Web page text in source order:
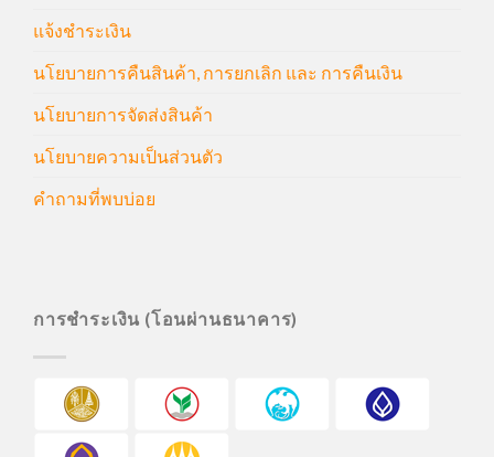
แจ้งชำระเงิน
นโยบายการคืนสินค้า, การยกเลิก และ การคืนเงิน
นโยบายการจัดส่งสินค้า
นโยบายความเป็นส่วนตัว
คำถามที่พบบ่อย
การชำระเงิน (โอนผ่านธนาคาร)